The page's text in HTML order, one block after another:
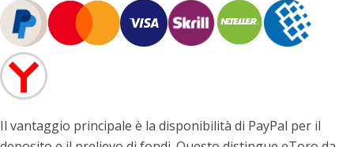
Il vantaggio principale è la disponibilità di PayPal per il